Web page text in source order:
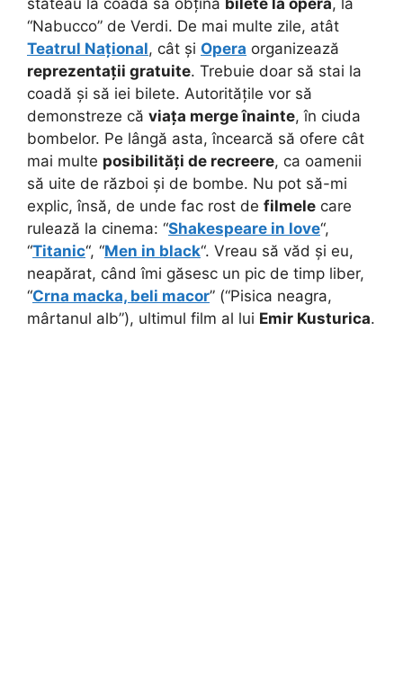
“Nabucco” de Verdi. De mai multe zile, atât
Teatrul Național, cât și Opera organizează
reprezentații gratuite. Trebuie doar să stai la
coadă și să iei bilete. Autoritățile vor să
demonstreze că viața merge înainte, în ciuda
bombelor. Pe lângă asta, încearcă să ofere cât
mai multe posibilități de recreere, ca oamenii
să uite de război și de bombe. Nu pot să-mi
explic, însă, de unde fac rost de filmele care
rulează la cinema: “Shakespeare in love“,
“Titanic“, “Men in black“. Vreau să văd și eu,
neapărat, când îmi găsesc un pic de timp liber,
“Crna macka, beli macor” (“Pisica neagra,
mârtanul alb”), ultimul film al lui Emir Kusturica.